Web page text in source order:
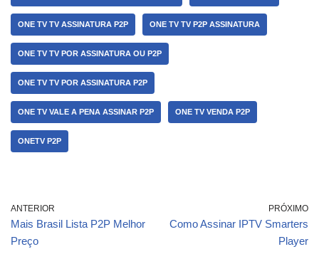
ONE TV TV ASSINATURA P2P ONE TV TV P2P ASSINATURA
ONE TV TV POR ASSINATURA OU P2P
ONE TV TV POR ASSINATURA P2P
ONE TV VALE A PENA ASSINAR P2P ONE TV VENDA P2P
ONETV P2P
ANTERIOR
Mais Brasil Lista P2P Melhor
Preço
PRÓXIMO
Como Assinar IPTV Smarters
Player